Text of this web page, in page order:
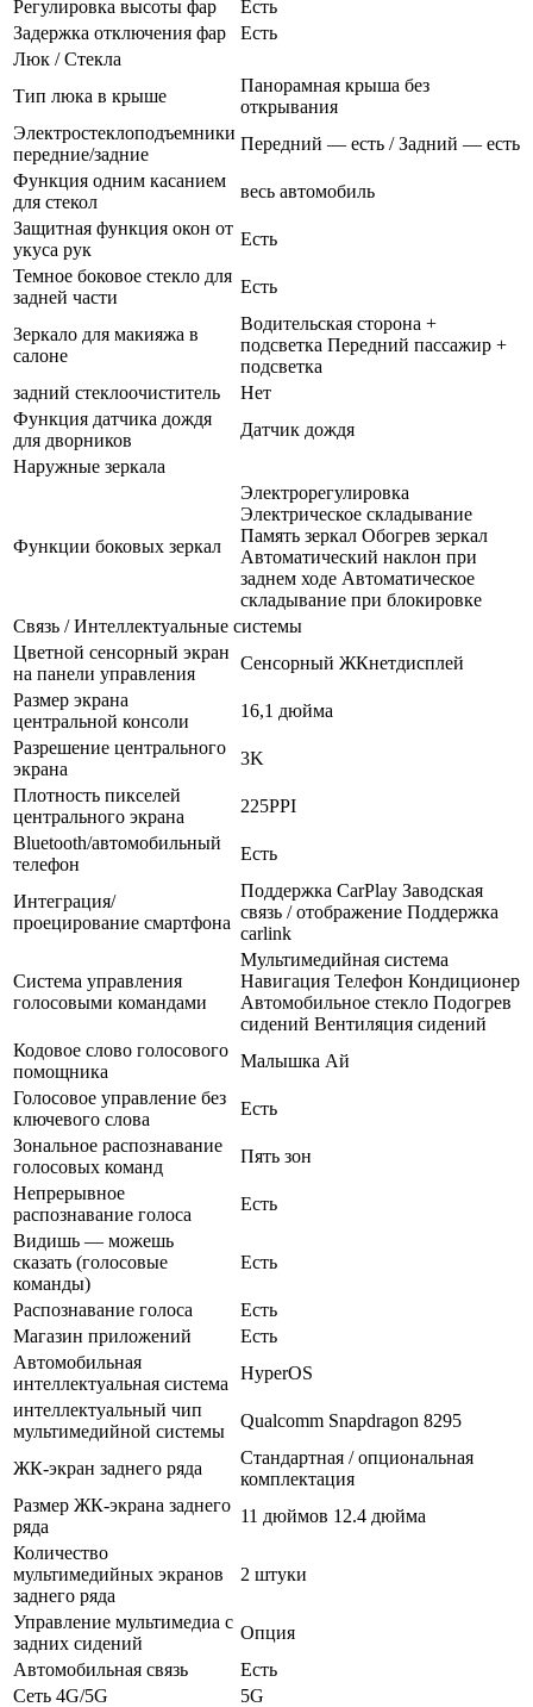
Регулировка высоты фар
Есть
Задержка отключения фар
Есть
Люк / Стекла
Тип люка в крыше
Панорамная крыша без
открывания
Электростеклоподъемники
передние/задние
Передний — есть / Задний — есть
Функция одним касанием
для стекол
весь автомобиль
Защитная функция окон от
укуса рук
Есть
Темное боковое стекло для
задней части
Есть
Зеркало для макияжа в
салоне
Водительская сторона +
подсветка Передний пассажир +
подсветка
задний стеклоочиститель
Нет
Функция датчика дождя
для дворников
Датчик дождя
Наружные зеркала
Функции боковых зеркал
Электрорегулировка
Электрическое складывание
Память зеркал Обогрев зеркал
Автоматический наклон при
заднем ходе Автоматическое
складывание при блокировке
Связь / Интеллектуальные системы
Цветной сенсорный экран
на панели управления
Сенсорный ЖКнетдисплей
Размер экрана
центральной консоли
16,1 дюйма
Разрешение центрального
экрана
3K
Плотность пикселей
центрального экрана
225PPI
Bluetooth/автомобильный
телефон
Есть
Интеграция/
проецирование смартфона
Поддержка CarPlay Заводская
связь / отображение Поддержка
carlink
Система управления
голосовыми командами
Мультимедийная система
Навигация Телефон Кондиционер
Автомобильное стекло Подогрев
сидений Вентиляция сидений
Кодовое слово голосового
помощника
Малышка Ай
Голосовое управление без
ключевого слова
Есть
Зональное распознавание
голосовых команд
Пять зон
Непрерывное
распознавание голоса
Есть
Видишь — можешь
сказать (голосовые
команды)
Есть
Распознавание голоса
Есть
Магазин приложений
Есть
Автомобильная
интеллектуальная система
HyperOS
интеллектуальный чип
мультимедийной системы
Qualcomm Snapdragon 8295
ЖК-экран заднего ряда
Стандартная / опциональная
комплектация
Размер ЖК-экрана заднего
ряда
11 дюймов 12.4 дюйма
Количество
мультимедийных экранов
заднего ряда
2 штуки
Управление мультимедиа с
задних сидений
Опция
Автомобильная связь
Есть
Сеть 4G/5G
5G